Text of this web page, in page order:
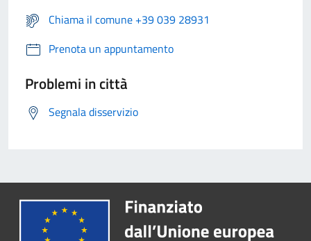
Chiama il comune +39 039 28931
Prenota un appuntamento
Problemi in città
Segnala disservizio